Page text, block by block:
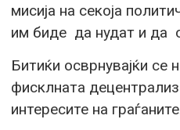
мисија на секоја
им биде да нудат и да
Битиќи осврнувајќи се
фисклната
интересите на